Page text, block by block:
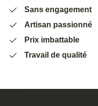
Sans engagement
Artisan passionné
Prix imbattable
Travail de qualité